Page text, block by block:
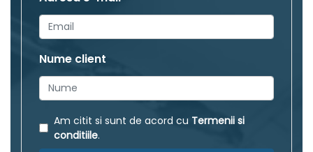
Nume client
Am citit si sunt de acord cu Termenii si
conditiile.